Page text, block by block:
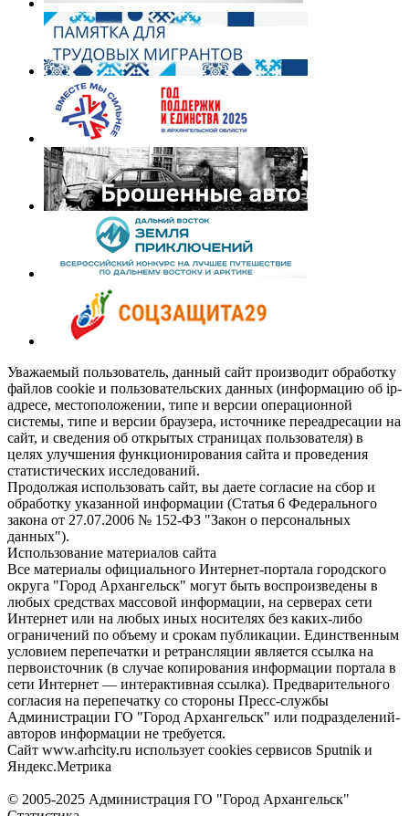
Уважаемый пользователь, данный сайт производит обработку
файлов cookie и пользовательских данных (информацию об ip-
адресе, местоположении, типе и версии операционной
системы, типе и версии браузера, источнике переадресации на
сайт, и сведения об открытых страницах пользователя) в
целях улучшения функционирования сайта и проведения
статистических исследований.
Продолжая использовать сайт, вы даете согласие на сбор и
обработку указанной информации (Статья 6 Федерального
закона от 27.07.2006 № 152-ФЗ "Закон о персональных
данных").
Использование материалов сайта
Все материалы официального Интернет-портала городского
округа "Город Архангельск" могут быть воспроизведены в
любых средствах массовой информации, на серверах сети
Интернет или на любых иных носителях без каких-либо
ограничений по объему и срокам публикации. Единственным
условием перепечатки и ретрансляции является ссылка на
первоисточник (в случае копирования информации портала в
сети Интернет — интерактивная ссылка). Предварительного
согласия на перепечатку со стороны Пресс-службы
Администрации ГО "Город Архангельск" или подразделений-
авторов информации не требуется.
Сайт www.arhcity.ru использует cookies сервисов Sputnik и
Яндекс.Метрика
© 2005-2025 Администрация ГО "Город Архангельск"